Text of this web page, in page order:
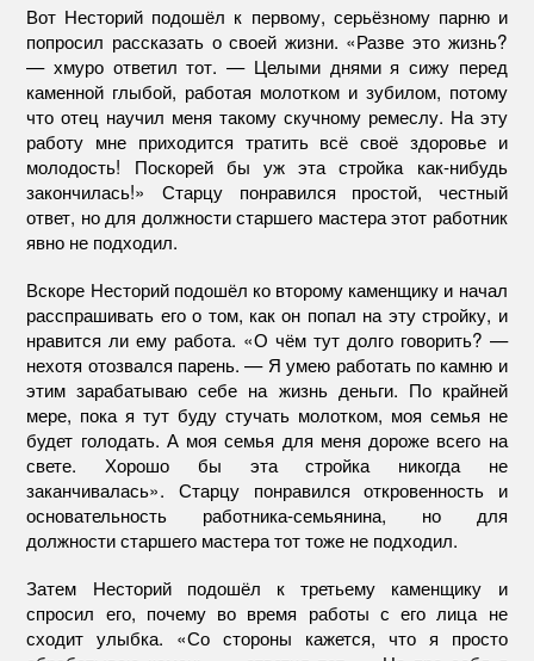
Вот Несторий подошёл к первому, серьёзному парню и
попросил рассказать о своей жизни. «Разве это жизнь?
— хмуро ответил тот. — Целыми днями я сижу перед
каменной глыбой, работая молотком и зубилом, потому
что отец научил меня такому скучному ремеслу. На эту
работу мне приходится тратить всё своё здоровье и
молодость! Поскорей бы уж эта стройка как-нибудь
закончилась!» Старцу понравился простой, честный
ответ, но для должности старшего мастера этот работник
явно не подходил.
Вскоре Несторий подошёл ко второму каменщику и начал
расспрашивать его о том, как он попал на эту стройку, и
нравится ли ему работа. «О чём тут долго говорить? —
нехотя отозвался парень. — Я умею работать по камню и
этим зарабатываю себе на жизнь деньги. По крайней
мере, пока я тут буду стучать молотком, моя семья не
будет голодать. А моя семья для меня дороже всего на
свете. Хорошо бы эта стройка никогда не
заканчивалась». Старцу понравился откровенность и
основательность работника-семьянина, но для
должности старшего мастера тот тоже не подходил.
Затем Несторий подошёл к третьему каменщику и
спросил его, почему во время работы с его лица не
сходит улыбка. «Со стороны кажется, что я просто